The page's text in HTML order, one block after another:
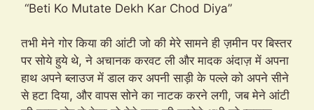
“Beti Ko Mutate Dekh Kar Chod Diya”
तभी मेने गोर किया की आंटी जो की मेरे सामने ही ज़मीन पर बिस्तर
पर सोये हुये थे, ने अचानक करवट ली और मादक अंदाज़ में अपना
हाथ अपने ब्लाउज में डाल कर अपनी साड़ी के पल्ले को अपने सीने
से हटा दिया, और वापस सोने का नाटक करने लगी, जब मेने आंटी